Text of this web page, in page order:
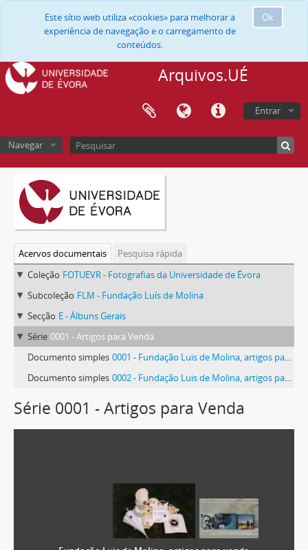
Ok
Este sítio web utiliza «cookies» para melhorar a
experiência de navegação e o carregamento de
conteúdos.
Arquivos.UÉ
Entrar
Navegar
Acervos documentais
Pesquisa rápida
Coleção FOTUEVR - Fotografias da Universidade de Évora
Subcoleção FLM - Fundação Luís de Molina
Secção E - Álbuns Gerais
Série 0001 - Artigos para Venda
Documento simples 0001 - Fundação Luis de Molina, artigos para venda
Documento simples 0002 - Fundação Luis de Molina, artigos para venda
Série 0001 - Artigos para Venda